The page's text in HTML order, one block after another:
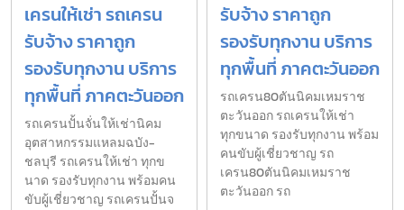
เครนให้เช่า รถเครน
รับจ้าง ราคาถูก
รองรับทุกงาน บริการ
ทุกพื้นที่ ภาคตะวันออก
รถเครนปั้นจั่นให้เช่านิคม
อุตสาหกรรมแหลมฉบัง-
ชลบุรี รถเครนให้เช่า ทุกข
นาด รองรับทุกงาน พร้อมคน
ขับผู้เชี่ยวชาญ รถเครนปั้นจ
รับจ้าง ราคาถูก
รองรับทุกงาน บริการ
ทุกพื้นที่ ภาคตะวันออก
รถเครน80ตันนิคมเหมราช
ตะวันออก รถเครนให้เช่า
ทุกขนาด รองรับทุกงาน พร้อม
คนขับผู้เชี่ยวชาญ รถ
เครน80ตันนิคมเหมราช
ตะวันออก รถ